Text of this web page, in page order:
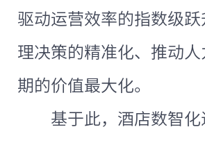
驱动运营效率的指数级
理决策的精准化、推动
期的价值最大化。
基于此，酒店数智